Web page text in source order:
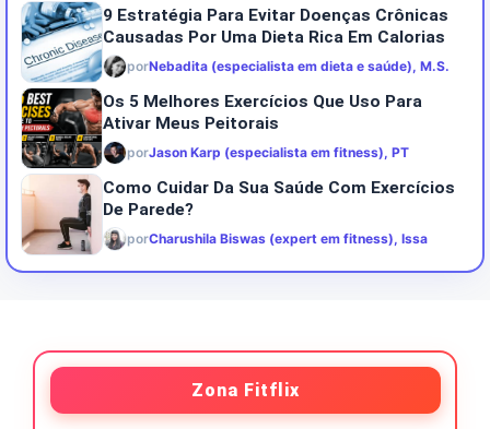
9 Estratégia Para Evitar Doenças Crônicas
Causadas Por Uma Dieta Rica Em Calorias
porNebadita (especialista em dieta e saúde), M.S.
Os 5 Melhores Exercícios Que Uso Para
Ativar Meus Peitorais
porJason Karp (especialista em fitness), PT
Como Cuidar Da Sua Saúde Com Exercícios
De Parede?
porCharushila Biswas (expert em fitness), Issa
Zona Fitflix